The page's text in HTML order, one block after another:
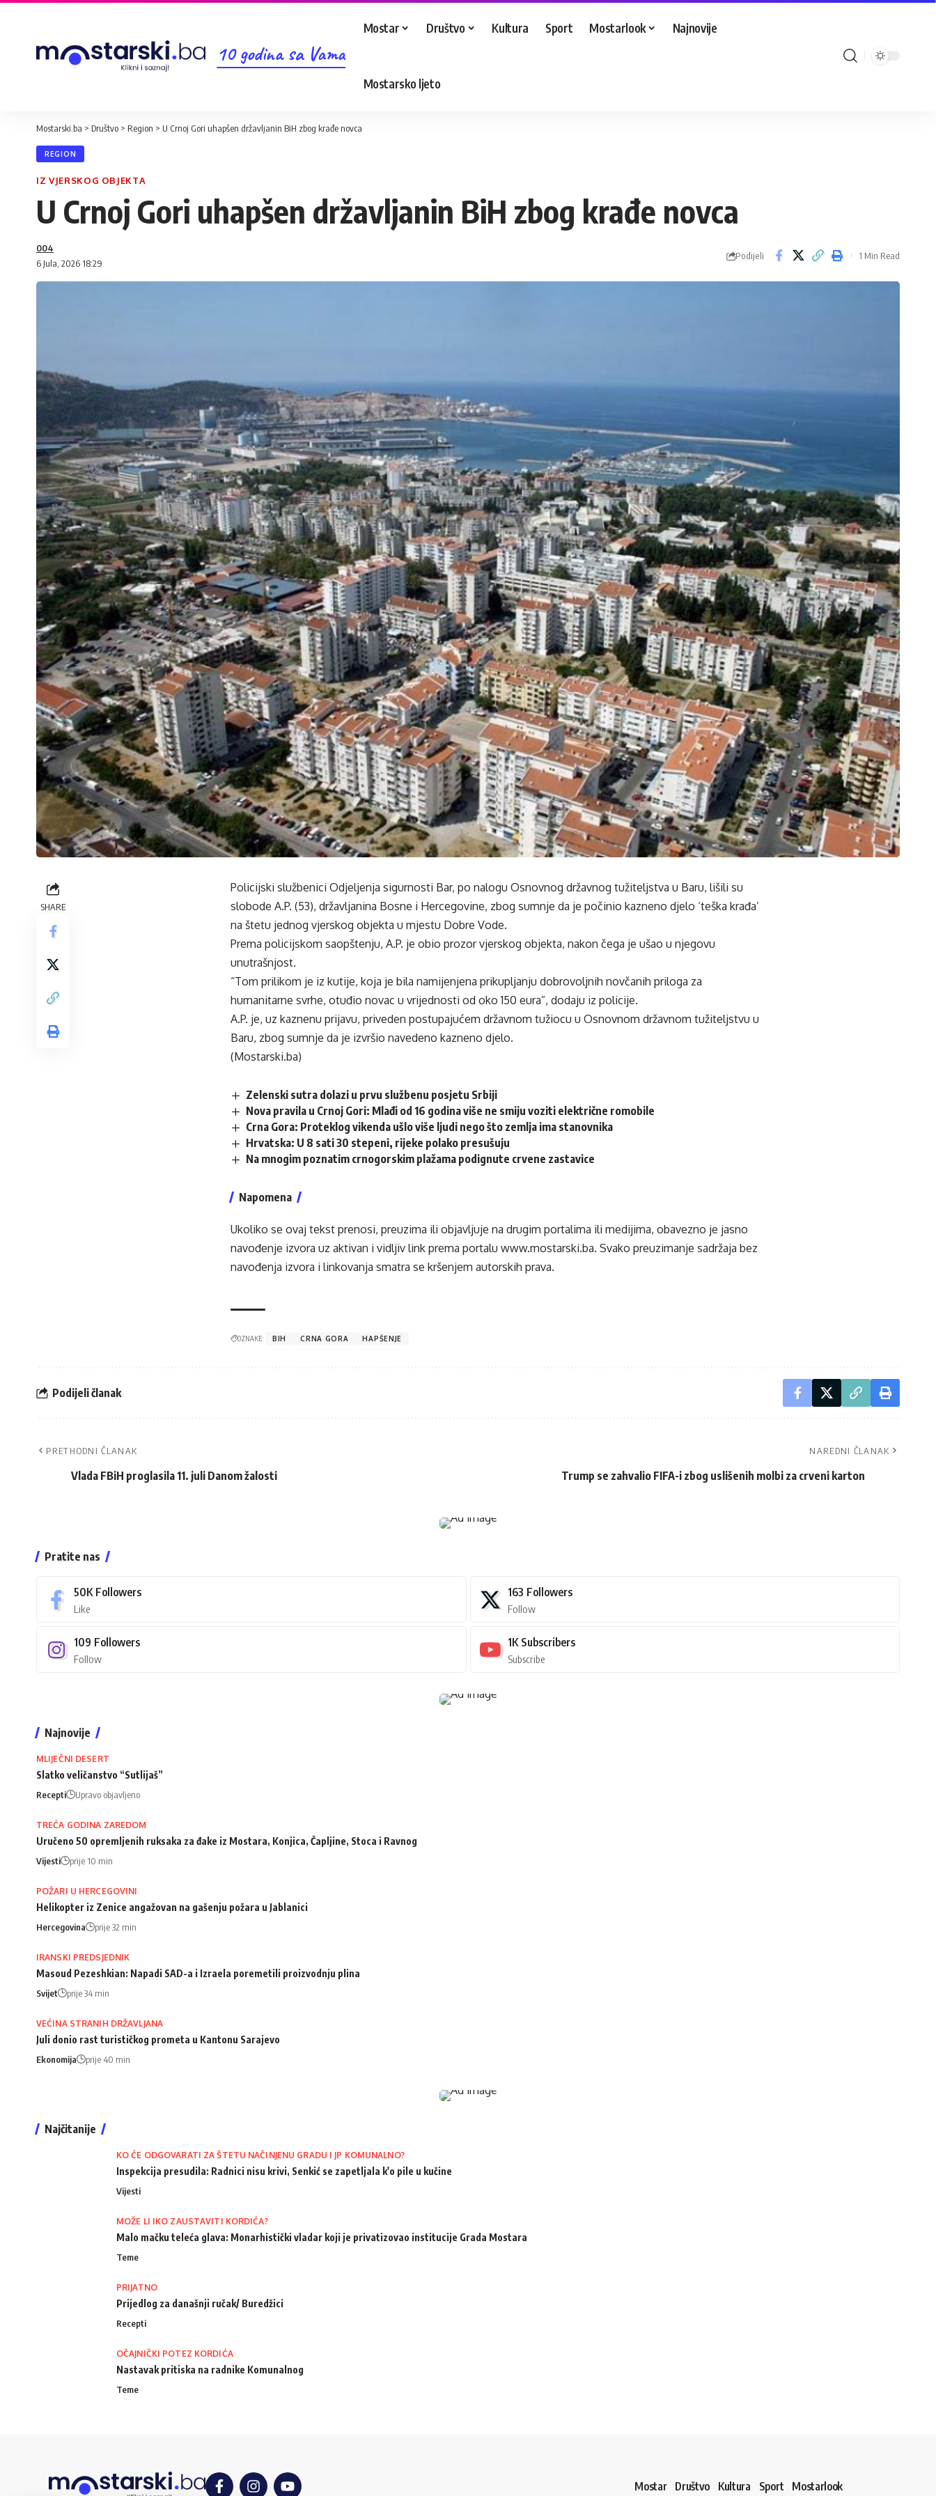
10 godina sa Vama
Mostar Društvo Kultura Sport Mostarlook Najnovije
Mostarsko ljeto
Mostarski.ba > Društvo > Region > U Crnoj Gori uhapšen državljanin BiH zbog krađe novca
REGION
IZ VJERSKOG OBJEKTA
U Crnoj Gori uhapšen državljanin BiH zbog krađe novca
6 Jula, 2026 18:29
004
Podijeli 1 Min Read
SHARE
Policijski službenici Odjeljenja sigurnosti Bar, po nalogu Osnovnog državnog tužiteljstva u Baru, lišili su
slobode A.P. (53), državljanina Bosne i Hercegovine, zbog sumnje da je počinio kazneno djelo ‘teška krađa’
na štetu jednog vjerskog objekta u mjestu Dobre Vode.
Prema policijskom saopštenju, A.P. je obio prozor vjerskog objekta, nakon čega je ušao u njegovu
unutrašnjost.
“Tom prilikom je iz kutije, koja je bila namijenjena prikupljanju dobrovoljnih novčanih priloga za
humanitarne svrhe, otuđio novac u vrijednosti od oko 150 eura”, dodaju iz policije.
A.P. je, uz kaznenu prijavu, priveden postupajućem državnom tužiocu u Osnovnom državnom tužiteljstvu u
Baru, zbog sumnje da je izvršio navedeno kazneno djelo.
(Mostarski.ba)
Zelenski sutra dolazi u prvu službenu posjetu Srbiji
Nova pravila u Crnoj Gori: Mlađi od 16 godina više ne smiju voziti električne romobile
Crna Gora: Proteklog vikenda ušlo više ljudi nego što zemlja ima stanovnika
Hrvatska: U 8 sati 30 stepeni, rijeke polako presušuju
Na mnogim poznatim crnogorskim plažama podignute crvene zastavice
Napomena
Ukoliko se ovaj tekst prenosi, preuzima ili objavljuje na drugim portalima ili medijima, obavezno je jasno
navođenje izvora uz aktivan i vidljiv link prema portalu www.mostarski.ba. Svako preuzimanje sadržaja bez
navođenja izvora i linkovanja smatra se kršenjem autorskih prava.
OZNAKE: BIH CRNA GORA HAPŠENJE
Podijeli članak
PRETHODNI ČLANAK
Vlada FBiH proglasila 11. juli Danom žalosti
NAREDNI ČLANAK
Trump se zahvalio FIFA-i zbog uslišenih molbi za crveni karton
Pratite nas
50K Followers
Like
163 Followers
Follow
109 Followers
Follow
1K Subscribers
Subscribe
Najnovije
MLIJEČNI DESERT
Slatko veličanstvo “Sutlijaš”
Recepti Upravo objavljeno
TREĆA GODINA ZAREDOM
Uručeno 50 opremljenih ruksaka za đake iz Mostara, Konjica, Čapljine, Stoca i Ravnog
Vijesti prije 10 min
POŽARI U HERCEGOVINI
Helikopter iz Zenice angažovan na gašenju požara u Jablanici
Hercegovina prije 32 min
IRANSKI PREDSJEDNIK
Masoud Pezeshkian: Napadi SAD-a i Izraela poremetili proizvodnju plina
Svijet prije 34 min
VEĆINA STRANIH DRŽAVLJANA
Juli donio rast turističkog prometa u Kantonu Sarajevo
Ekonomija prije 40 min
Najčitanije
KO ĆE ODGOVARATI ZA ŠTETU NAČINJENU GRADU I JP KOMUNALNO?
Inspekcija presudila: Radnici nisu krivi, Senkić se zapetljala k'o pile u kučine
Vijesti
MOŽE LI IKO ZAUSTAVITI KORDIĆA?
Malo mačku teleća glava: Monarhistički vladar koji je privatizovao institucije Grada Mostara
Teme
PRIJATNO
Prijedlog za današnji ručak/ Buredžici
Recepti
OČAJNIČKI POTEZ KORDIĆA
Nastavak pritiska na radnike Komunalnog
Teme
Mostar Društvo Kultura Sport Mostarlook